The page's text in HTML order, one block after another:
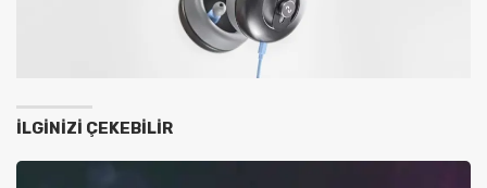
İLGINIZI ÇEKEBILIR